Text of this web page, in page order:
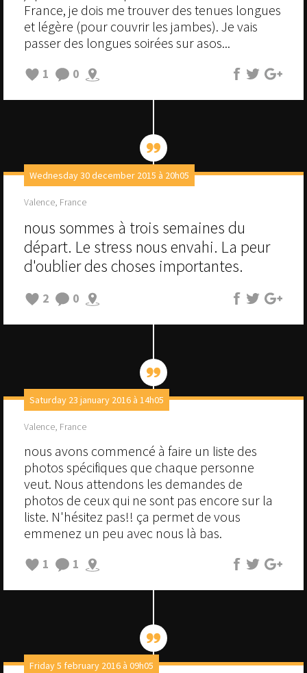
France, je dois me trouver des tenues longues
et légère (pour couvrir les jambes). Je vais
passer des longues soirées sur asos...
1 0
Wednesday 30 december 2015 à 20h05
Valence, France
nous sommes à trois semaines du
départ. Le stress nous envahi. La peur
d'oublier des choses importantes.
2 0
Saturday 23 january 2016 à 14h05
Valence, France
nous avons commencé à faire un liste des
photos spécifiques que chaque personne
veut. Nous attendons les demandes de
photos de ceux qui ne sont pas encore sur la
liste. N'hésitez pas!! ça permet de vous
emmenez un peu avec nous là bas.
1 1
Friday 5 february 2016 à 09h05